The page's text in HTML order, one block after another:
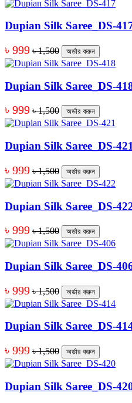
Dupian Silk Saree_DS-
৳ 999 ৳ 1,500 অর্ডার করুন
Dupian Silk Saree_DS-
৳ 999 ৳ 1,500 অর্ডার করুন
Dupian Silk Saree_DS-421
৳ 999 ৳ 1,500 অর্ডার করুন
Dupian Silk Saree_DS-
৳ 999 ৳ 1,500 অর্ডার করুন
Dupian Silk Saree_DS-
৳ 999 ৳ 1,500 অর্ডার করুন
Dupian Silk Saree_DS-
৳ 999 ৳ 1,500 অর্ডার করুন
Dupian Silk Saree_DS-